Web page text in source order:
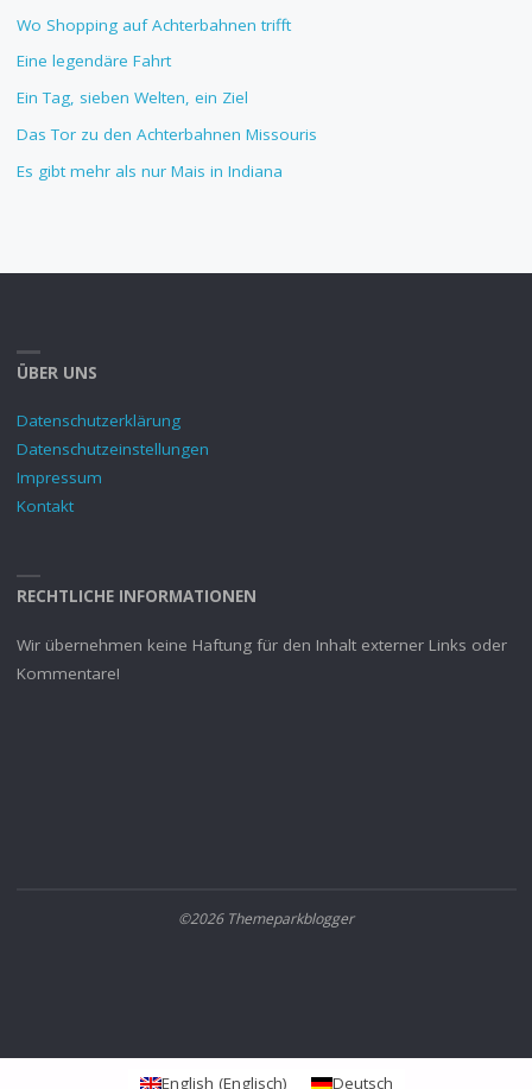
Wo Shopping auf Achterbahnen trifft
Eine legendäre Fahrt
Ein Tag, sieben Welten, ein Ziel
Das Tor zu den Achterbahnen Missouris
Es gibt mehr als nur Mais in Indiana
ÜBER UNS
Datenschutzerklärung
Datenschutzeinstellungen
Impressum
Kontakt
RECHTLICHE INFORMATIONEN
Wir übernehmen keine Haftung für den Inhalt externer Links oder
Kommentare!
©2026 Themeparkblogger
English (Englisch) Deutsch